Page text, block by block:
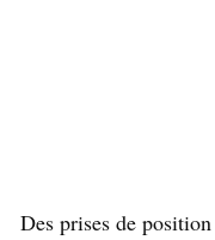
Des prises de